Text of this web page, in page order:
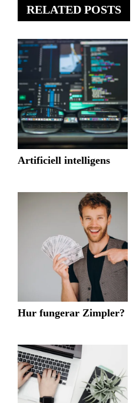
RELATED POSTS
Artificiell intelligens
Hur fungerar Zimpler?